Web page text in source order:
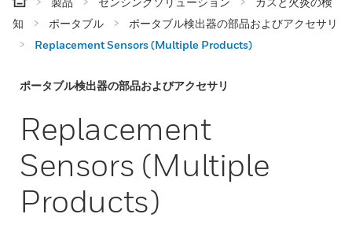
知
ポータブル
ポータブル検出器の部品およびアクセサリ
Replacement Sensors (Multiple Products)
ポータブル検出器の部品およびアクセサリ
Replacement
Sensors (Multiple
Products)